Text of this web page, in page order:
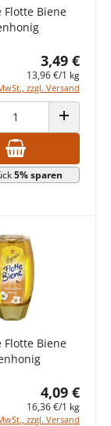
Flotte Biene
3,49 €
13,96 €/1 kg
zzgl. Versand
ANZAHL
5% sparen
Flotte Biene
4,09 €
16,36 €/1 kg
zzgl. Versand